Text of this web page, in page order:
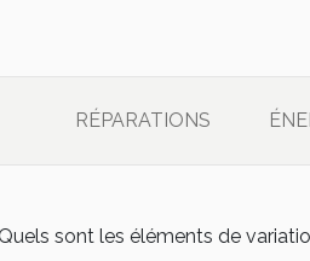
RÉPARATIONS
Quels sont les éléments de